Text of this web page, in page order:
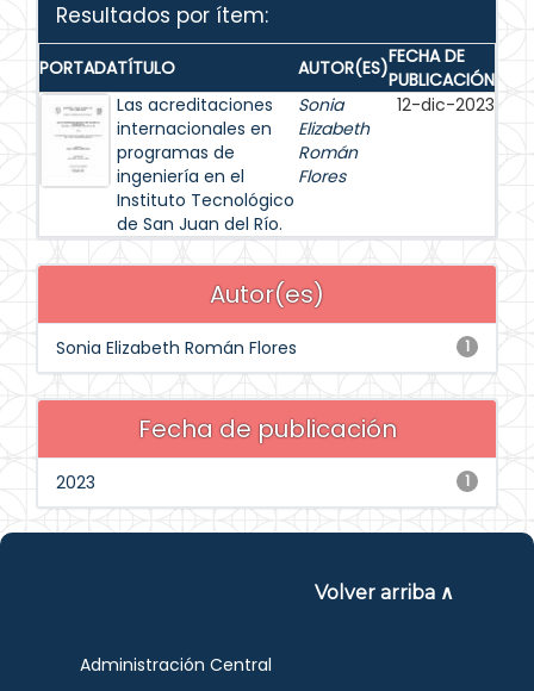
Resultados por ítem:
PORTADATÍTULO AUTOR(ES)FECHA DE
PUBLICACIÓN
Las acreditaciones
internacionales en
programas de
ingeniería en el
Instituto Tecnológico
de San Juan del Río.
Sonia
Elizabeth
Román
Flores
12-dic-2023
Autor(es)
1
Sonia Elizabeth Román Flores
Fecha de publicación
1
2023
Volver arriba ∧
Administración Central